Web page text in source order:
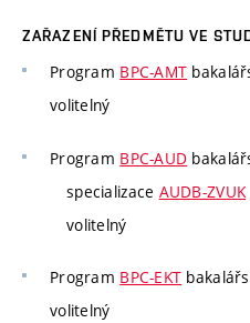
ZAŘAZENÍ PŘEDMĚTU VE
Program BPC-AMT
volitelný
Program BPC-AUD
specializace AUDB-ZVUK
volitelný
Program BPC-EKT
volitelný